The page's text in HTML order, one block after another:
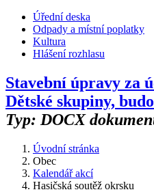
Úřední deska
Odpady a místní poplatky
Kultura
Hlášení rozhlasu
Stavební úpravy za
Dětské skupiny,
Typ: DOCX
Úvodní stránka
Obec
Kalendář akcí
Hasičská soutěž okrsku